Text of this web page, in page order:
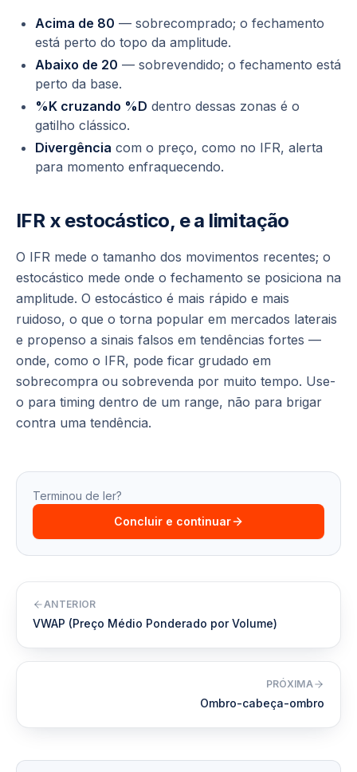
Acima de 80 — sobrecomprado; o fechamento
está perto do topo da amplitude.
Abaixo de 20 — sobrevendido; o fechamento está
perto da base.
%K cruzando %D dentro dessas zonas é o
gatilho clássico.
Divergência com o preço, como no IFR, alerta
para momento enfraquecendo.
IFR x estocástico, e a limitação
O IFR mede o tamanho dos movimentos recentes; o
estocástico mede onde o fechamento se posiciona na
amplitude. O estocástico é mais rápido e mais
ruidoso, o que o torna popular em mercados laterais
e propenso a sinais falsos em tendências fortes —
onde, como o IFR, pode ficar grudado em
sobrecompra ou sobrevenda por muito tempo. Use-
o para timing dentro de um range, não para brigar
contra uma tendência.
Terminou de ler?
Concluir e continuar
ANTERIOR
VWAP (Preço Médio Ponderado por Volume)
PRÓXIMA
Ombro-cabeça-ombro